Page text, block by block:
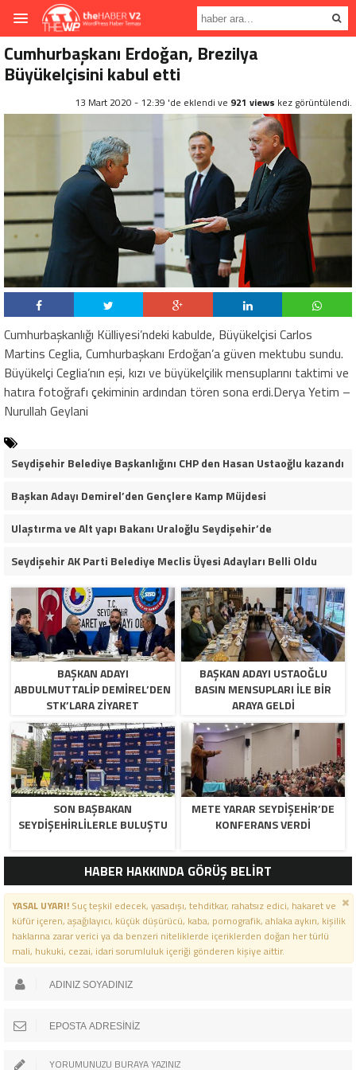
Cumhurbaşkanı Erdoğan, Brezilya
Büyükelçisini kabul etti
13 Mart 2020 - 12:39 'de eklendi ve 921 views kez görüntülendi.
Cumhurbaşkanlığı Külliyesi’ndeki kabulde, Büyükelçisi Carlos
Martins Ceglia, Cumhurbaşkanı Erdoğan’a güven mektubu sundu.
Büyükelçi Ceglia’nın eşi, kızı ve büyükelçilik mensuplarını taktimi ve
hatıra fotoğrafı çekiminin ardından tören sona erdi.Derya Yetim –
Nurullah Geylani
Seydişehir Belediye Başkanlığını CHP den Hasan Ustaoğlu kazandı
Başkan Adayı Demirel’den Gençlere Kamp Müjdesi
Ulaştırma ve Alt yapı Bakanı Uraloğlu Seydişehir’de
Seydişehir AK Parti Belediye Meclis Üyesi Adayları Belli Oldu
BAŞKAN ADAYI
ABDULMUTTALIP DEMIREL’DEN
STK’LARA ZIYARET
BAŞKAN ADAYI USTAOĞLU
BASIN MENSUPLARI ILE BIR
ARAYA GELDI
SON BAŞBAKAN
SEYDIŞEHIRLILERLE BULUŞTU
METE YARAR SEYDIŞEHIR’DE
KONFERANS VERDI
HABER HAKKINDA GÖRÜŞ BELİRT
YASAL UYARI!Suç teşkil edecek, yasadışı, tehditkar, rahatsız edici, hakaret ve
küfür içeren, aşağılayıcı, küçük düşürücü, kaba, pornografik, ahlaka aykırı, kişilik
haklarına zarar verici ya da benzeri niteliklerde içeriklerden doğan her türlü
mali, hukuki, cezai, idari sorumluluk içeriği gönderen kişiye aittir.